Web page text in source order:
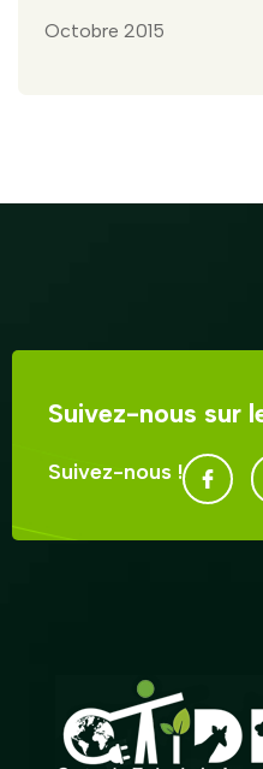
Octobre 2015
Suivez-nous sur
Suivez-nous !